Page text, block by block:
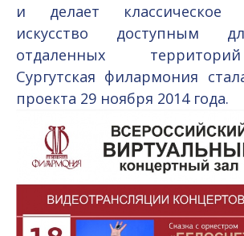
и делает классическое
искусство доступным
отдаленных
Сургутская филармония
проекта 29 ноября 2014 года.